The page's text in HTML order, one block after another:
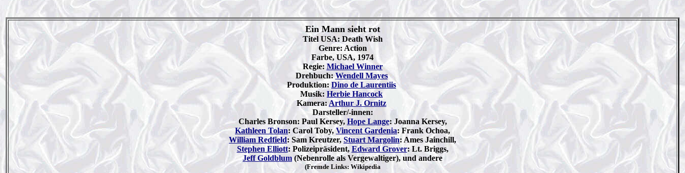
Ein Mann sieht rot
Titel USA: Death Wish
Genre: Action
Farbe, USA, 1974
Regie: Michael Winner
Drehbuch: Wendell Mayes
Produktion: Dino de Laurentiis
Musik: Herbie Hancock
Kamera: Arthur J. Ornitz
Darsteller/-innen:
Charles Bronson: Paul Kersey, Hope Lange: Joanna Kersey,
Kathleen Tolan: Carol Toby,Vincent Gardenia: Frank Ochoa,
William Redfield: Sam Kreutzer, Stuart Margolin: Ames Jainchill,
Stephen Elliott: Polizeipräsident, Edward Grover: Lt. Briggs,
Jeff Goldblum (Nebenrolle als Vergewaltiger), und andere
(Fremde Links: Wikipedia